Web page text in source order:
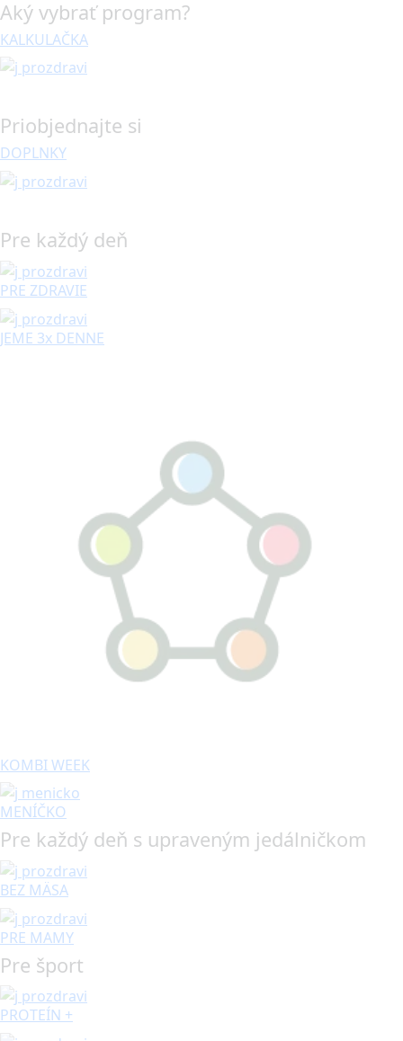
Aký vybrať program?
KALKULAČKA
Priobjednajte si
DOPLNKY
Pre každý deň
PRE ZDRAVIE
JEME 3x DENNE
KOMBI WEEK
MENÍČKO
Pre každý deň s upraveným jedálničkom
BEZ MÄSA
PRE MAMY
Pre šport
PROTEÍN +